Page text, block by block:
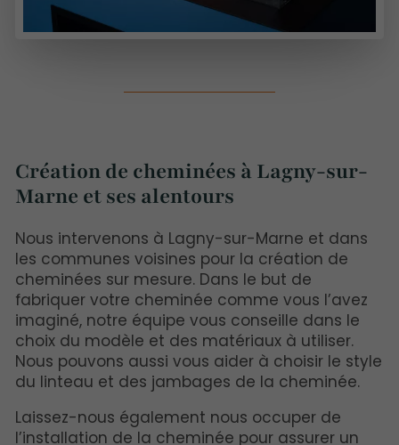
Création de cheminées à Lagny-sur-
Marne et ses alentours
Nous intervenons à Lagny-sur-Marne et dans
les communes voisines pour la création de
cheminées sur mesure. Dans le but de
fabriquer votre cheminée comme vous l’avez
imaginé, notre équipe vous conseille dans le
choix du modèle et des matériaux à utiliser.
Nous pouvons aussi vous aider à choisir le style
du linteau et des jambages de la cheminée.
Laissez-nous également nous occuper de
l’installation de la cheminée pour assurer un